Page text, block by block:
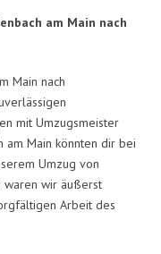
am Main nach
Main nach
mit Umzugsmeister
am Main könnten dir bei
Umzug von
waren wir äußerst
Arbeit des